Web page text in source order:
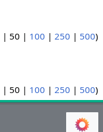
| 50 | 100 | 250 | 500)
| 50 | 100 | 250 | 500)